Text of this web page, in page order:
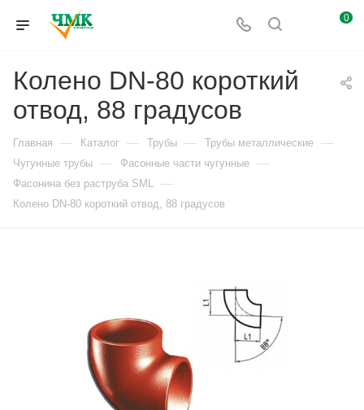
0
Колено DN-80 короткий
отвод, 88 градусов
Главная — Каталог — Трубы — Трубы металлические —
Чугунные трубы — Фасонные части чугунные —
Фасонина без раструба SML —
Колено DN-80 короткий отвод, 88 градусов